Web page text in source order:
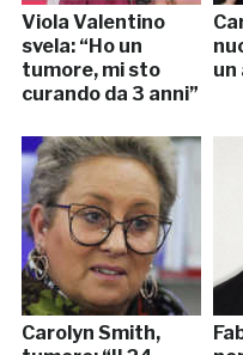
Viola Valentino
svela: “Ho un
tumore, mi sto
curando da 3 anni”
un
Carolyn Smith,